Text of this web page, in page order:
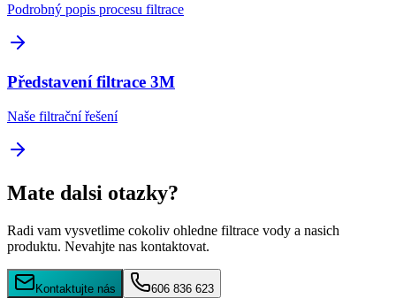
Podrobný popis procesu filtrace
Představení filtrace 3M
Naše filtrační řešení
Mate dalsi otazky?
Radi vam vysvetlime cokoliv ohledne filtrace vody a nasich
produktu. Nevahjte nas kontaktovat.
Kontaktujte nás 606 836 623